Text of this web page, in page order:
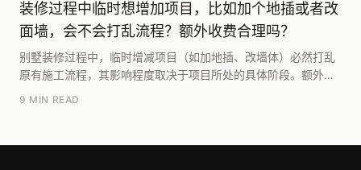
装修过程中临时想增加项目，比如加个地插或者改
面墙，会不会打乱流程？额外收费合理吗？
别墅装修过程中，临时增减项目（如加地插、改墙体）必然打乱
原有施工流程，其影响程度取决于项目所处的具体阶段。额外收
9 MIN READ